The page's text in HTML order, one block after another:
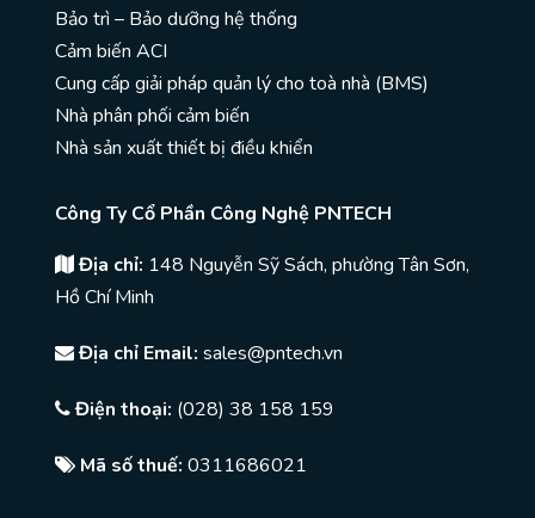
Bảo trì – Bảo dưỡng hệ thống
Cảm biến ACI
Cung cấp giải pháp quản lý cho toà nhà (BMS)
Nhà phân phối cảm biến
Nhà sản xuất thiết bị điều khiển
Công Ty Cổ Phần Công Nghệ PNTECH
Địa chỉ: 148 Nguyễn Sỹ Sách, phường Tân Sơn,
Hồ Chí Minh
Địa chỉ Email: sales@pntech.vn
Điện thoại: (028) 38 158 159
Mã số thuế: 0311686021